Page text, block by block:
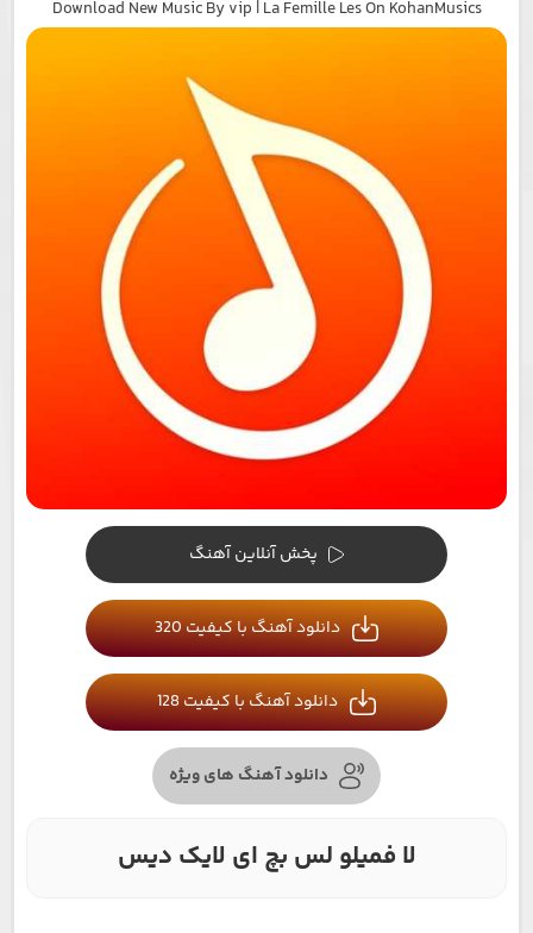
Download New Music By vip | La Femille Les On KohanMusics
پخش آنلاین آهنگ
دانلود آهنگ با کیفیت 320
دانلود آهنگ با کیفیت 128
دانلود آهنگ های ویژه
لا فمیلو لس بچ ای لایک دیس